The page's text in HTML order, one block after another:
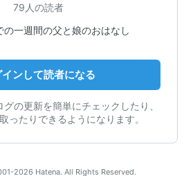
79人の読者
の一週間の父と娘のおはなし
インして読者になる
の更新を簡単にチェックしたり、
ったりできるようになります。
2026 Hatena. All Rights Reserved.